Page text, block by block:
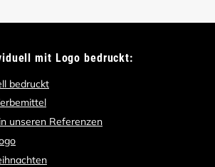
mit Logo bedruckt:
bedruckt
unseren Referenzen